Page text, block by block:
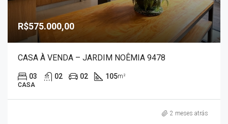
R$575.000,00
CASA À VENDA – JARDIM NOÊMIA 9478
03 02 02 105m²
CASA
2 meses atrás